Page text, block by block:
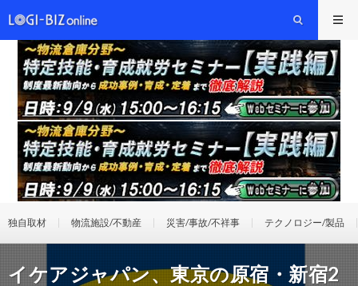
独自取材 物流施設/不動産 災害/事故/不祥事 テクノロジー/製品
イケアジャパン、東京の原宿・新宿2